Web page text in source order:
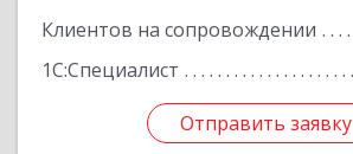
Клиентов на сопровождении
1С:Специалист
Отправить заявку
Отправить заявку